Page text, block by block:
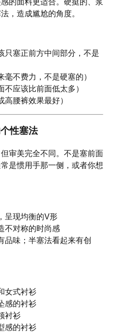
，造成尴尬的角度。
只塞正前方中间部分，不是
不费力，不是硬塞的）
应该比前面低太多）
腰裤效果最好）
性塞法
审美完全不同。不是塞前面
是惯用手那一侧，或者你想
呈现均衡的V形
不对称的时尚感
品味；半塞法看起来有创
女式衬衫
感的衬衫
衬衫
感的衬衫